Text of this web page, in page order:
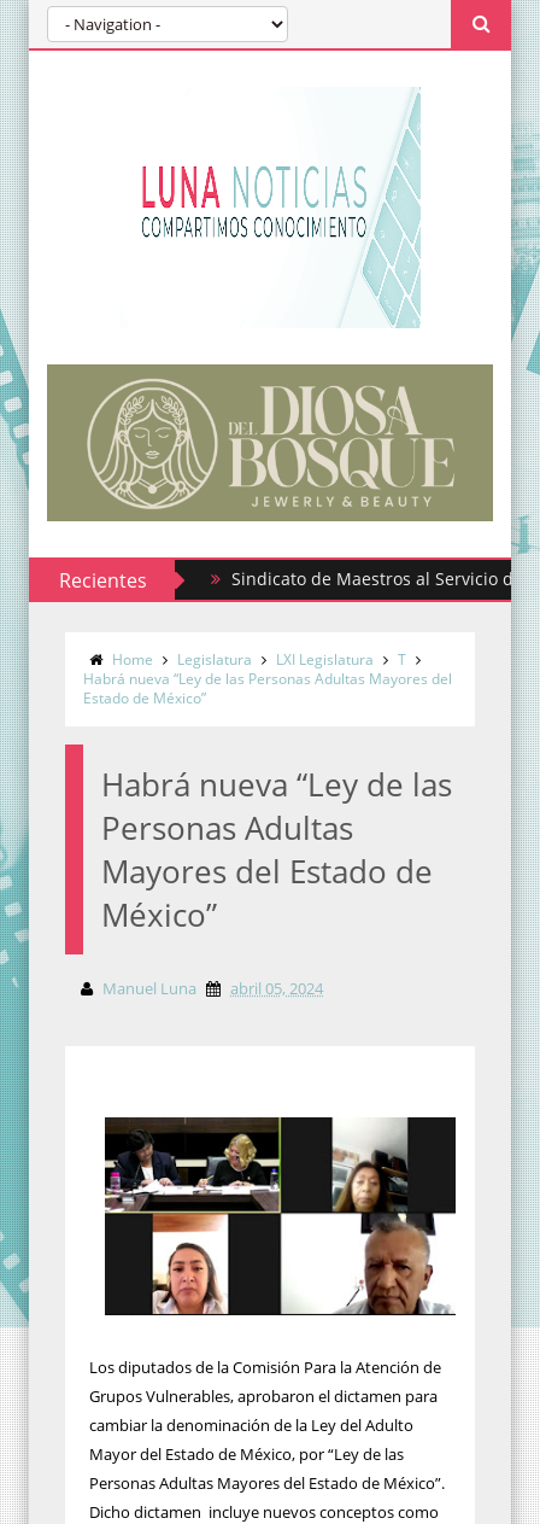
Recientes
Sindicato de Maestros al Servicio del Estado
Emiten convocatoria para ser parte del
Home Legislatura LXI Legislatura
T
Habrá nueva “Ley de las Personas Adultas Mayores del
Estado de México”
Habrá nueva “Ley de las
Personas Adultas
Mayores del Estado de
México”
Manuel Luna abril 05, 2024
Los diputados de la Comisión Para la Atención de
Grupos Vulnerables, aprobaron el dictamen para
cambiar la denominación de la Ley del Adulto
Mayor del Estado de México, por “Ley de las
Personas Adultas Mayores del Estado de México”.
Dicho dictamen incluye nuevos conceptos como